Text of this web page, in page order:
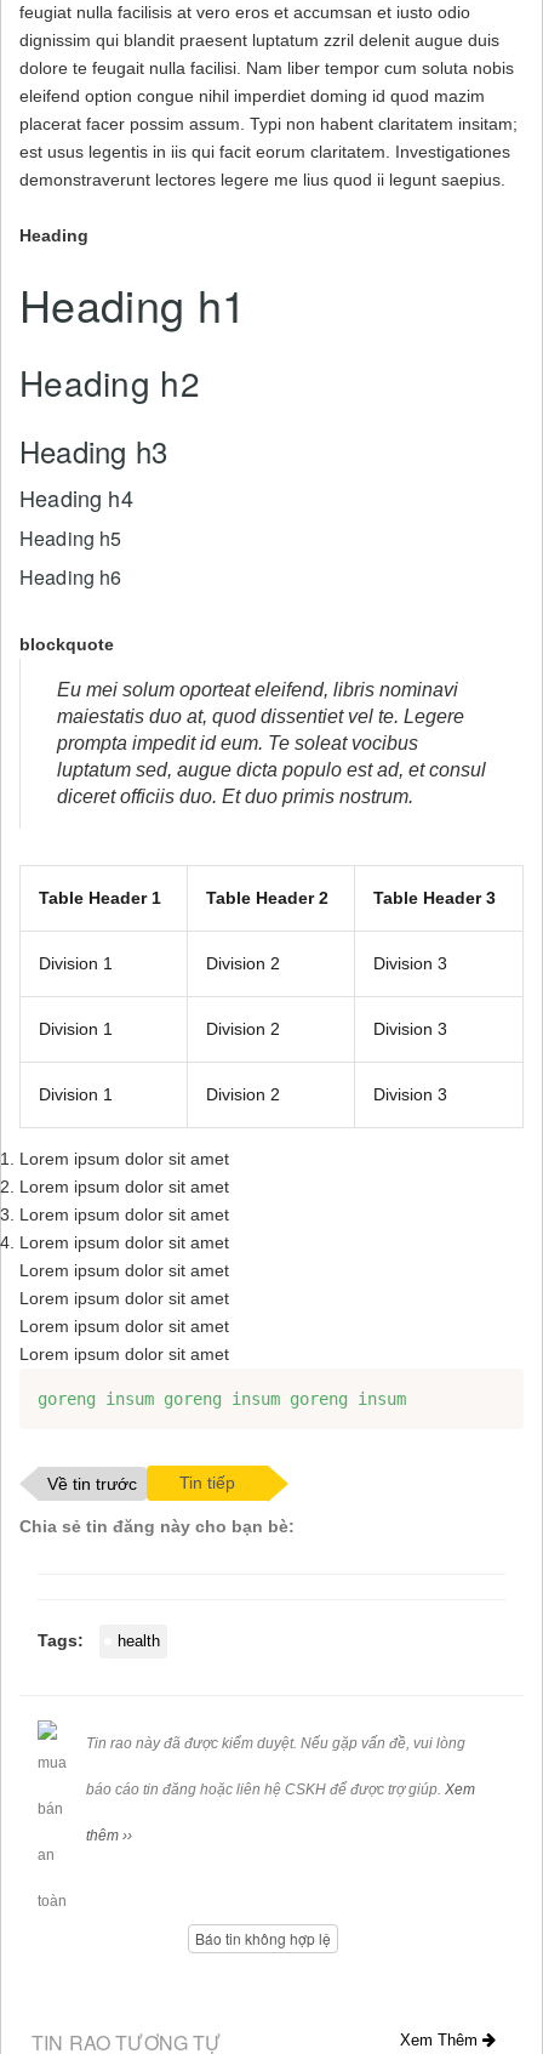
feugiat nulla facilisis at vero eros et accumsan et iusto odio
dignissim qui blandit praesent luptatum zzril delenit augue duis
dolore te feugait nulla facilisi. Nam liber tempor cum soluta nobis
eleifend option congue nihil imperdiet doming id quod mazim
placerat facer possim assum. Typi non habent claritatem insitam;
est usus legentis in iis qui facit eorum claritatem. Investigationes
demonstraverunt lectores legere me lius quod ii legunt saepius.
Heading
Heading h1
Heading h2
Heading h3
Heading h4
Heading h5
Heading h6
blockquote
Eu mei solum oporteat eleifend, libris nominavi
maiestatis duo at, quod dissentiet vel te. Legere
prompta impedit id eum. Te soleat vocibus
luptatum sed, augue dicta populo est ad, et consul
diceret officiis duo. Et duo primis nostrum.
Table Header 1 Table Header 2 Table Header 3
Division 1 Division 2 Division 3
Division 1 Division 2 Division 3
Division 1 Division 2 Division 3
Lorem ipsum dolor sit amet
Lorem ipsum dolor sit amet
Lorem ipsum dolor sit amet
Lorem ipsum dolor sit amet
Lorem ipsum dolor sit amet
Lorem ipsum dolor sit amet
Lorem ipsum dolor sit amet
Lorem ipsum dolor sit amet
goreng insum goreng insum goreng insum
Về tin trước Tin tiếp
Chia sẻ tin đăng này cho bạn bè:
Tags: health
Tin rao này đã được kiểm duyệt. Nếu gặp vấn đề, vui lòng
báo cáo tin đăng hoặc liên hệ CSKH để được trợ giúp. Xem
thêm ››
Báo tin không hợp lệ
TIN RAO TƯƠNG TỰ Xem Thêm